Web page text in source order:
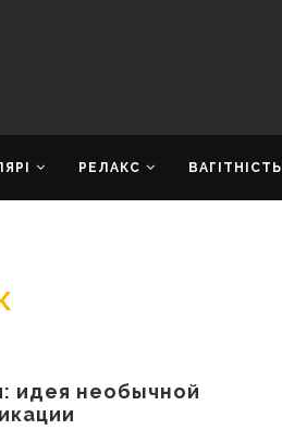
РЕЛАКС ВАГІТНІСТЬ
идея необычной